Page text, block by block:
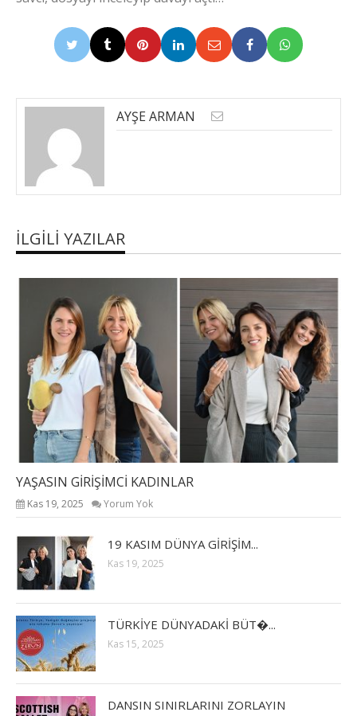
AYŞE ARMAN
İLGILI YAZILAR
YAŞASIN GİRİŞİMCİ KADINLAR
Kas 19, 2025 Yorum Yok
19 KASIM DÜNYA GİRİŞİM...
Kas 19, 2025
TÜRKİYE DÜNYADAKİ BÜT�...
Kas 15, 2025
DANSIN SINIRLARINI ZORLAYIN